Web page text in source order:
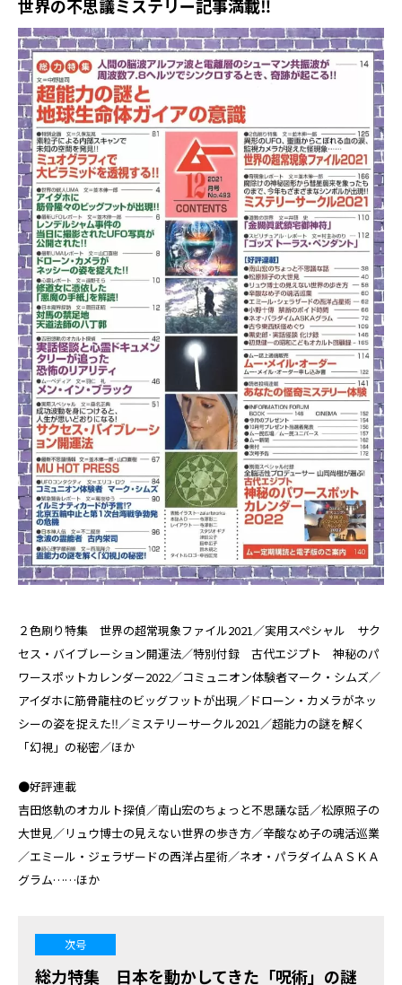
世界の不思議ミステリー記事満載‼
２色刷り特集 世界の超常現象ファイル2021／実用スペシャル サク
セス・バイブレーション開運法／特別付録 古代エジプト 神秘のパ
ワースポットカレンダー2022／コミュニオン体験者マーク・シムズ／
アイダホに筋骨龍柱のビッグフットが出現／ドローン・カメラがネッ
シーの姿を捉えた‼／ミステリーサークル2021／超能力の謎を解く
「幻視」の秘密／ほか
●好評連載
吉田悠軌のオカルト探偵／南山宏のちょっと不思議な話／松原照子の
大世見／リュウ博士の見えない世界の歩き方／辛酸なめ子の魂活巡業
／エミール・ジェラザードの西洋占星術／ネオ・パラダイムＡＳＫＡ
グラム……ほか
次号
総力特集 日本を動かしてきた「呪術」の謎